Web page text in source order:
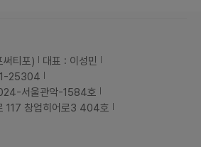
티포)
대표 : 이성민
25304
서울관악-1584호
117 창업히어로3 404호